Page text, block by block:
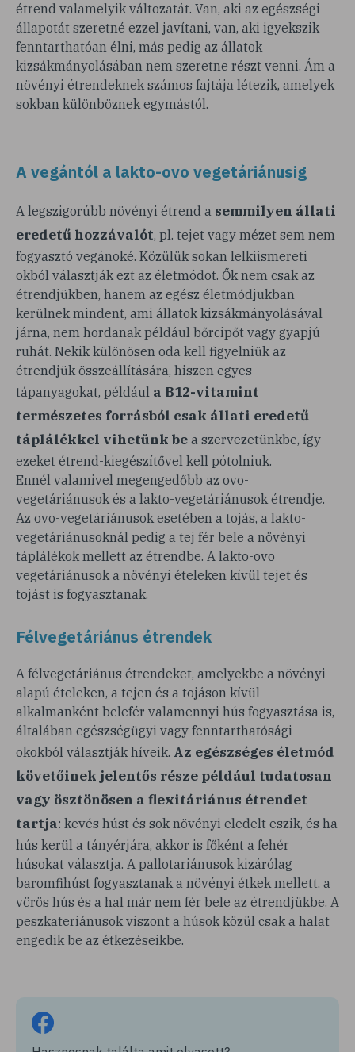
étrend valamelyik változatát. Van, aki az egészségi
állapotát szeretné ezzel javítani, van, aki igyekszik
fenntarthatóan élni, más pedig az állatok
kizsákmányolásában nem szeretne részt venni. Ám a
növényi étrendeknek számos fajtája létezik, amelyek
sokban különböznek egymástól.
A vegántól a lakto-ovo vegetáriánusig
A legszigorúbb növényi étrend a semmilyen állati
eredetű hozzávalót, pl. tejet vagy mézet sem nem
fogyasztó vegánoké. Közülük sokan lelkiismereti
okból választják ezt az életmódot. Ők nem csak az
étrendjükben, hanem az egész életmódjukban
kerülnek mindent, ami állatok kizsákmányolásával
járna, nem hordanak például bőrcipőt vagy gyapjú
ruhát. Nekik különösen oda kell figyelniük az
étrendjük összeállítására, hiszen egyes
tápanyagokat, például a B12-vitamint
természetes forrásból csak állati eredetű
táplálékkel vihetünk be a szervezetünkbe, így
ezeket étrend-kiegészítővel kell pótolniuk.
Ennél valamivel megengedőbb az ovo-
vegetáriánusok és a lakto-vegetáriánusok étrendje.
Az ovo-vegetáriánusok esetében a tojás, a lakto-
vegetáriánusoknál pedig a tej fér bele a növényi
táplálékok mellett az étrendbe. A lakto-ovo
vegetáriánusok a növényi ételeken kívül tejet és
tojást is fogyasztanak.
Félvegetáriánus étrendek
A félvegetáriánus étrendeket, amelyekbe a növényi
alapú ételeken, a tejen és a tojáson kívül
alkalmanként belefér valamennyi hús fogyasztása is,
általában egészségügyi vagy fenntarthatósági
okokból választják híveik. Az egészséges életmód
követőinek jelentős része például tudatosan
vagy ösztönösen a flexitáriánus étrendet
tartja: kevés húst és sok növényi eledelt eszik, és ha
hús kerül a tányérjára, akkor is főként a fehér
húsokat választja. A pallotariánusok kizárólag
baromfihúst fogyasztanak a növényi étkek mellett, a
vörös hús és a hal már nem fér bele az étrendjükbe. A
peszkateriánusok viszont a húsok közül csak a halat
engedik be az étkezéseikbe.